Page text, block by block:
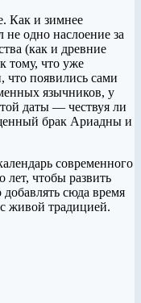
Как и зимнее
не одно наслоение за
(как и древние
тому, что уже
что появились сами
язычников, у
даты — чествуя ли
брак Ариадны и
современного
лет, чтобы развить
сюда время
живой традицией.